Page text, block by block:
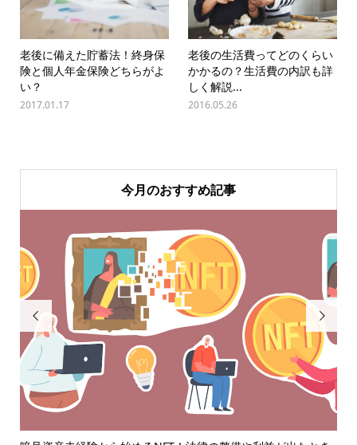
老後に備えた貯蓄法！終身保
険と個人年金保険どちらがよ
い？
2017.01.17
老後の生活費ってどのくらい
かかるの？生活費の内訳も詳
しく解説...
2016.05.26
今月のおすすめ記事
 